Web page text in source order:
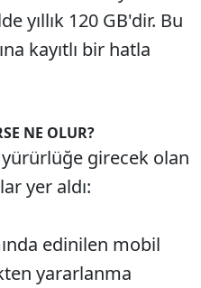
yıllık 120 GB'dir. Bu
kayıtlı bir hatla
NE OLUR?
girecek olan
yer aldı:
edinilen mobil
yararlanma